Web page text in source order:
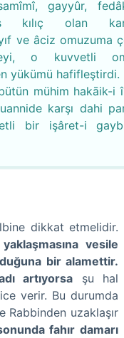
gayyûr,
kılıç olan
ve âciz omuzuma
o kuvvetli
yükümü hafifleştirdi.
mühim hakāik-i
karşı dahi
bir işâret-i
dikkat etmelidir.
vesile
bir alamettir.
artıyorsa şu hal
verir. Bu durumda
Rabbinden uzaklaşır
fahır damarı